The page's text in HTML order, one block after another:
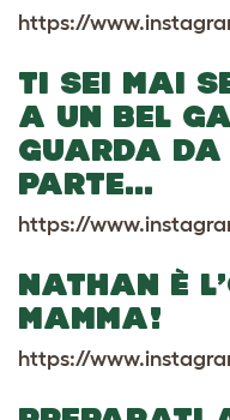
https://
TI SEI MAI
A UN BEL
GUARDA DA
PARTE…
https://
NATHAN È
MAMMA!
https://